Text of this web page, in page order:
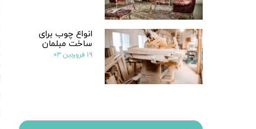
انواع چوب برای
ساخت مبلمان
۱۹ فروردین ۰۳